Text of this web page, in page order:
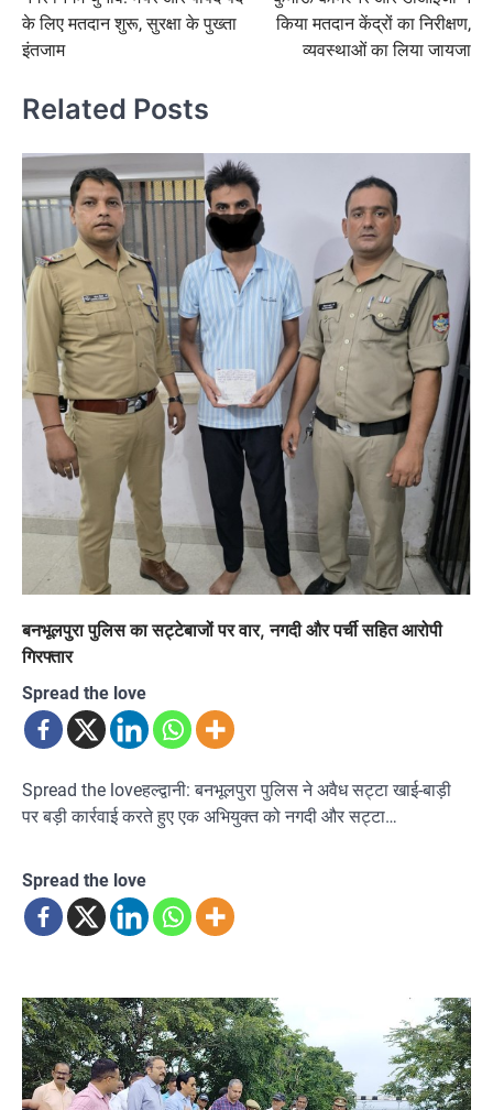
navigation
के लिए मतदान शुरू, सुरक्षा के पुख्ता
इंतजाम
किया मतदान केंद्रों का निरीक्षण,
व्यवस्थाओं का लिया जायजा
Related Posts
बनभूलपुरा पुलिस का सट्टेबाजों पर वार, नगदी और पर्ची सहित आरोपी
गिरफ्तार
Spread the love
Spread the loveहल्द्वानी: बनभूलपुरा पुलिस ने अवैध सट्टा खाई-बाड़ी
पर बड़ी कार्रवाई करते हुए एक अभियुक्त को नगदी और सट्टा…
Spread the love